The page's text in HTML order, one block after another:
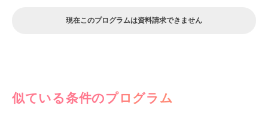
現在このプログラムは資料請求できません
似ている条件のプログラム